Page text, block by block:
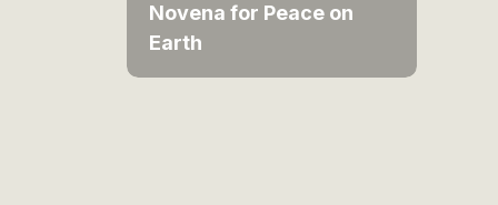
Novena for Peace on
Earth